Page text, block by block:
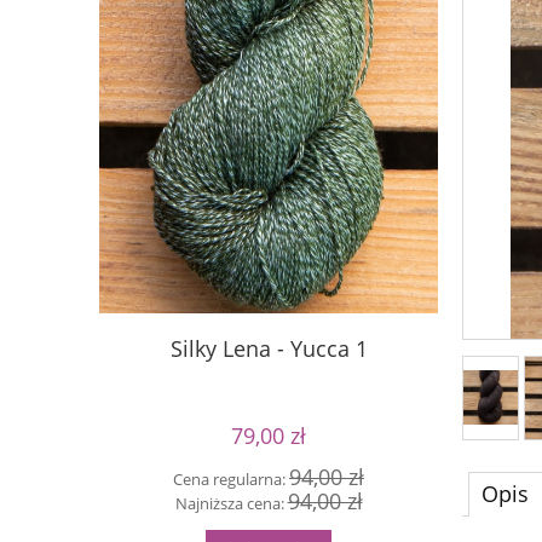
Silky Lena - Yucca 1
79,00 zł
Cena regularna:94,00 zł
Najniższa cena:94,00 zł
Silky
Opis